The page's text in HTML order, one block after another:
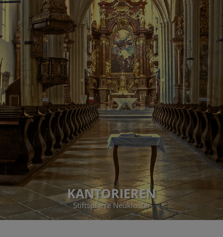
KANTORIEREN
Stiftspfarre Neukloster